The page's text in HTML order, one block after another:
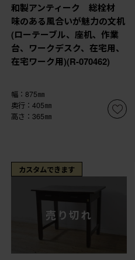
和製アンティーク 総栓材
味のある風合いが魅力の文机
(ローテーブル、座机、作業
台、ワークデスク、在宅用、
在宅ワーク用)(R-070462)
幅：875㎜
奥行：405㎜
高さ：365㎜
カスタムできます
売り切れ